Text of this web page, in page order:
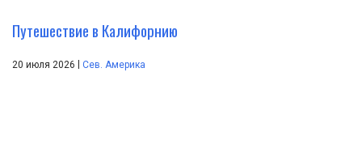
Путешествие в Калифорнию
20 июля 2026 Сев. Америка